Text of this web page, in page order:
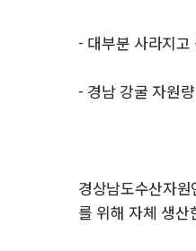
- 대부분 사라지고
- 경남 강굴 자원
경상남도수산자
를 위해 자체 생